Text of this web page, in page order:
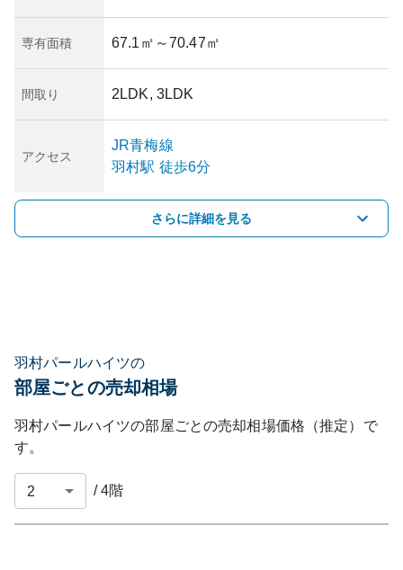
専有面積 67.1㎡ ～70.47㎡
間取り 2LDK, 3LDK
アクセス
JR青梅線
羽村駅 徒歩6分
さらに詳細を見る
羽村パールハイツの
部屋ごとの売却相場
羽村パールハイツの部屋ごとの売却相場価格（推定）で
す。
/4階